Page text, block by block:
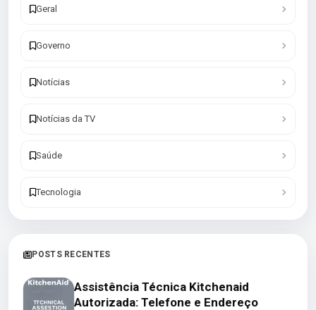
Geral
Governo
Notícias
Notícias da TV
Saúde
Tecnologia
POSTS RECENTES
Assistência Técnica Kitchenaid
Autorizada: Telefone e Endereço